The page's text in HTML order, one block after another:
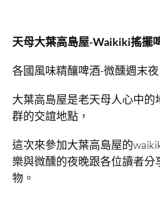
天母大葉高島屋-Waikiki搖擺
各國風味精釀啤酒-微醺週末夜
大葉高島屋是老天母人心中的
群的交誼地點，
這次來參加大葉高島屋的
樂與微醺的夜晚跟各位讀者分
物。